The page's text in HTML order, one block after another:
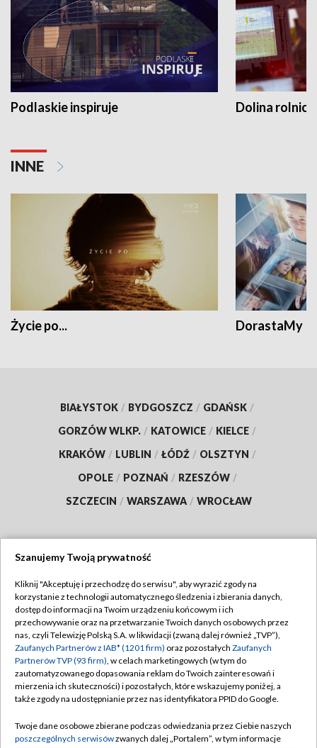
Podlaskie inspiruje Dolina
INNE
Życie po... DorastaMy
BIAŁYSTOK / BYDGOSZCZ / GDAŃSK /
GORZÓW WLKP. / KATOWICE / KIELCE /
KRAKÓW / LUBLIN / ŁÓDŹ / OLSZTYN /
OPOLE / POZNAŃ / RZESZÓW /
SZCZECIN / WARSZAWA / WROCŁAW
TVP
Abonament TVP
Emisja w TVP
Centrum informacji TVP
Naziemna Telewizja Cyfrowa
Rada Programowa
Regulamin TVP
Polityka prywatności
Moje zgody
Pomoc
Kontakt
Szanujemy Twoją prywatność
Kliknij "Akceptuję i przechodzę do serwisu", aby wyrazić zgody na
korzystanie z technologii automatycznego śledzenia i zbierania danych,
dostęp do informacji na Twoim urządzeniu końcowym i ich
przechowywanie oraz na przetwarzanie Twoich danych osobowych przez
nas, czyli Telewizję Polską S.A. w likwidacji (zwaną dalej również „TVP”),
Zaufanych Partnerów z IAB* (1201 firm) oraz pozostałych Zaufanych
Partnerów TVP (93 firm), w celach marketingowych (w tym do
zautomatyzowanego dopasowania reklam do Twoich zainteresowań i
mierzenia ich skuteczności) i pozostałych, które wskazujemy poniżej, a
także zgody na udostępnianie przez nas identyfikatora PPID do Google.
Twoje dane osobowe zbierane podczas odwiedzania przez Ciebie naszych
poszczególnych serwisówzwanych dalej „Portalem”, w tym informacje